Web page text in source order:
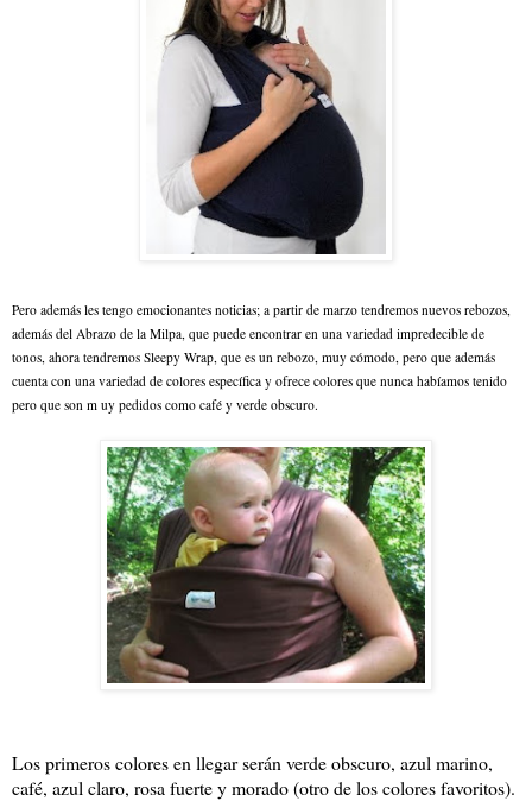
Pero además les tengo emocionantes noticias; a partir de marzo tendremos nuevos rebozos,
además del Abrazo de la Milpa, que puede encontrar en una variedad impredecible de
tonos, ahora tendremos Sleepy Wrap, que es un rebozo, muy cómodo, pero que además
cuenta con una variedad de colores específica y ofrece colores que nunca habíamos tenido
pero que son m uy pedidos como café y verde obscuro.
Los primeros colores en llegar serán verde obscuro, azul marino,
café, azul claro, rosa fuerte y morado (otro de los colores favoritos).